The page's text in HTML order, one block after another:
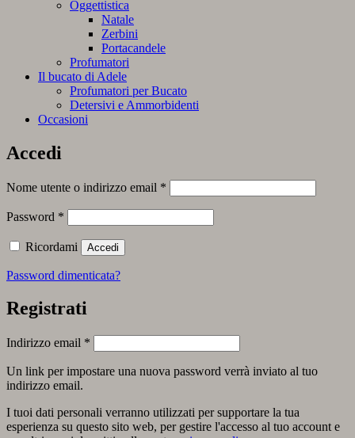
Oggettistica
Natale
Zerbini
Portacandele
Profumatori
Il bucato di Adele
Profumatori per Bucato
Detersivi e Ammorbidenti
Occasioni
Accedi
Nome utente o indirizzo email *
Password *
Ricordami Accedi
Password dimenticata?
Registrati
Indirizzo email *
Un link per impostare una nuova password verrà inviato al tuo
indirizzo email.
I tuoi dati personali verranno utilizzati per supportare la tua
esperienza su questo sito web, per gestire l'accesso al tuo account e